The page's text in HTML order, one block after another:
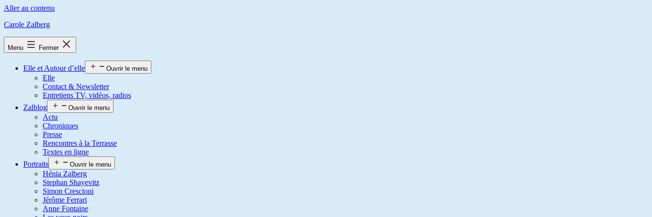
Aller au contenu
Carole Zalberg
Menu Fermer
Elle et Autour d’elle Ouvrir le menu
Elle
Contact & Newsletter
Entretiens TV, vidéos, radios
Zalblog
Ouvrir le menu
Actu
Chroniques
Presse
Rencontres à la Terrasse
Textes en ligne
Portraits
Ouvrir le menu
Hénia Zalberg
Stephan Shayevitz
Simon Crescioni
Jérôme Ferrari
Anne Fontaine